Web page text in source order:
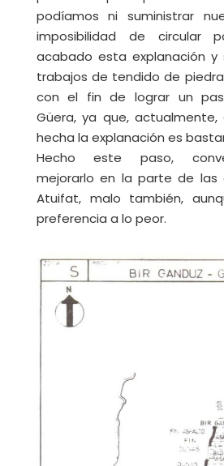
podíamos ni suministrar
imposibilidad de circular
acabado esta explanación y
trabajos de tendido de
con el fin de lograr un
Güera, ya que,
hecha la explanación es
Hecho este paso,
mejorarlo en la parte de las
Atuifat, malo también,
preferencia a lo peor.